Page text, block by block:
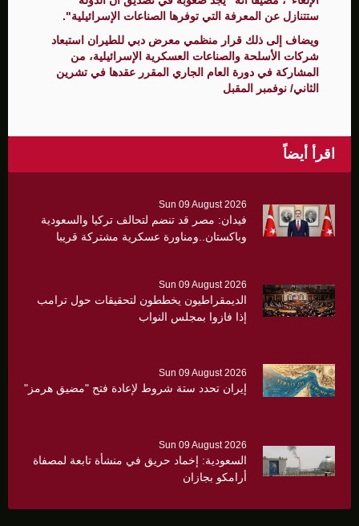
ستتنازل عن المعرفة التي توفرها الصناعات الإسرائيلية".
ويضاف إلى ذلك قرار منظمي معرض دبي للطيران استبعاد
شركات الأسلحة والصناعات العسكرية الإسرائيلية، من
المشاركة في دورة العام الجاري المقرر عقدها في تشرين
الثاني/ نوفمبر المقبل
اقرأ أيضاً
Sun 09 August 2026
فيدان: مصر قد تنضم لتحالف تركيا والسعودية
وباكستان..ومناورة عسكرية مشتركة قريبا
Sun 09 August 2026
الديمقراطيون يخططون لتحقيقات حول ترامب
إذا فازوا بمجلس النواب
Sun 09 August 2026
إيران تحدد ستة شروط لإعادة فتح "مضيق هرمز"
Sun 09 August 2026
السعودية: إخماد حريق في منشأة تابعة لمصفاة
أرامكو بجازان